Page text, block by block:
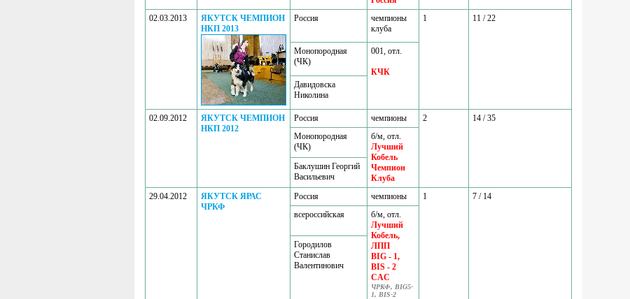
02.03.2013
ЯКУТСК ЧЕМПИОН
НКП 2013
Россия
чемпионы
клуба
1 11 / 22
Монопородная
(ЧК)
001, отл.
КЧК
Давидовска
Николина
02.09.2012
ЯКУТСК ЧЕМПИОН
НКП 2012
Россия чемпионы 2
14 / 35
Монопородная
(ЧК)
б/м, отл.
Лучший
Кобель
Чемпион
Клуба
Баклушин Георгий
Васильевич
29.04.2012
ЯКУТСК ЯРАС
ЧРКФ
Россия чемпионы 1
7 / 14
всероссийская
б/м, отл.
Лучший
Кобель,
ЛПП
BIG - 1,
BIS - 2
CAC
ЧРКФ, BIG5-
1, BIS-2
Городилов
Станислав
Валентинович